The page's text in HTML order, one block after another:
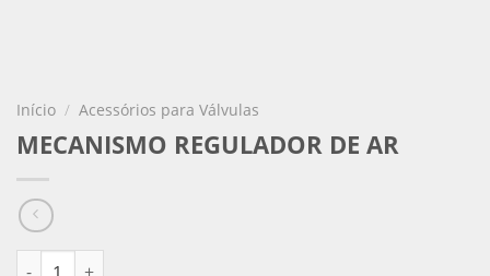
Início / Acessórios para Válvulas
MECANISMO REGULADOR DE AR
MECANISMO REGULADOR DE AR quantidade